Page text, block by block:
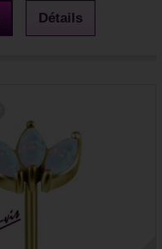
Détails